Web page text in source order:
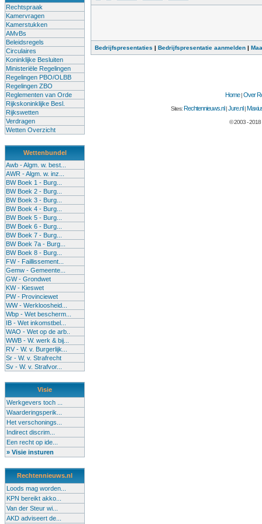
Rechtspraak
Kamervragen
Kamerstukken
AMvBs
Beleidsregels
Circulaires
Koninklijke Besluiten
Ministeriële Regelingen
Regelingen PBO/OLBB
Regelingen ZBO
Reglementen van Orde
Rijkskoninklijke Besl.
Rijkswetten
Verdragen
Wetten Overzicht
Wettenbundel
Awb - Algm. w. best...
AWR - Algm. w. inz...
BW Boek 1 - Burg...
BW Boek 2 - Burg...
BW Boek 3 - Burg...
BW Boek 4 - Burg...
BW Boek 5 - Burg...
BW Boek 6 - Burg...
BW Boek 7 - Burg...
BW Boek 7a - Burg...
BW Boek 8 - Burg...
FW - Faillissement...
Gemw - Gemeente...
GW - Grondwet
KW - Kieswet
PW - Provinciewet
WW - Werkloosheid...
Wbp - Wet bescherm...
IB - Wet inkomstbel...
WAO - Wet op de arb..
WWB - W. werk & bij...
RV - W. v. Burgerlijk...
Sr - W. v. Strafrecht
Sv - W. v. Strafvor...
Visie
Werkgevers toch ...
Waarderingsperik...
Het verschonings...
Indirect discrim...
Een recht op ide...
» Visie insturen
Rechtennieuws.nl
Loods mag worden...
KPN bereikt akko...
Van der Steur wi...
AKD adviseert de...
Bedrijfspresentaties | Bedrijfspresentatie aanmelden |
Home|Over
Sites:Rechtennieuws.nl |Jure.nl |
© 2003 - 2018